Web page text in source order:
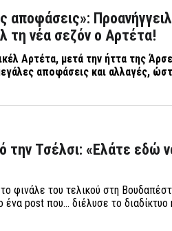
αποφάσεις»:
τη νέα σεζόν ο Αρτέτα!
Αρτέτα, μετά την ήττα της
αποφάσεις και αλλαγές,
την Τσέλσι: «Ελάτε εδώ
φινάλε του τελικού στη
ένα post που... διέλυσε το